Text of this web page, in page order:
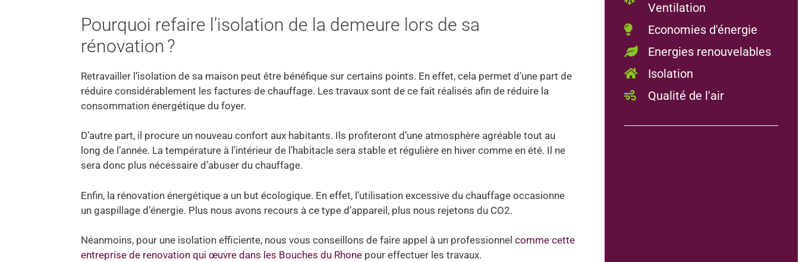
Pourquoi refaire l’isolation de la demeure lors de sa
rénovation ?
Retravailler l’isolation de sa maison peut être bénéfique sur certains points. En effet, cela permet d’une part de
réduire considérablement les factures de chauffage. Les travaux sont de ce fait réalisés afin de réduire la
consommation énergétique du foyer.
D’autre part, il procure un nouveau confort aux habitants. Ils profiteront d’une atmosphère agréable tout au
long de l’année. La température à l’intérieur de l’habitacle sera stable et régulière en hiver comme en été. Il ne
sera donc plus nécessaire d’abuser du chauffage.
Enfin, la rénovation énergétique a un but écologique. En effet, l’utilisation excessive du chauffage occasionne
un gaspillage d’énergie. Plus nous avons recours à ce type d’appareil, plus nous rejetons du CO2.
Néanmoins, pour une isolation efficiente, nous vous conseillons de faire appel à un professionnelcomme cette
entreprise de renovation qui œuvre dans les Bouches du Rhone pour effectuer les travaux.
Ventilation
Economies d'énergie
Energies renouvelables
Isolation
Qualité de l'air